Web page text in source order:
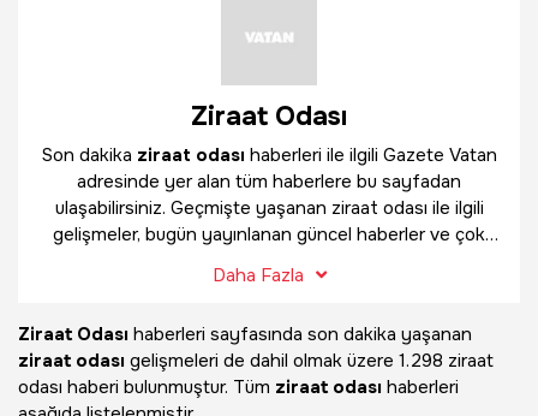
Ziraat Odası
Son dakika ziraat odası haberleri ile ilgili Gazete Vatan
adresinde yer alan tüm haberlere bu sayfadan
ulaşabilirsiniz. Geçmişte yaşanan ziraat odası ile ilgili
gelişmeler, bugün yayınlanan güncel haberler ve çok
bulabilirsiniz.
Daha Fazla
Ziraat Odası haberleri sayfasında son dakika yaşanan
ziraat odası gelişmeleri de dahil olmak üzere 1.298 ziraat
odası haberi bulunmuştur. Tüm ziraat odası haberleri